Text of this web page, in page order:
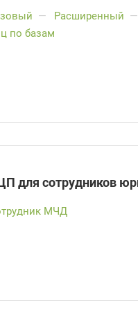
— Расширенный —
по базам
для сотрудников
МЧД